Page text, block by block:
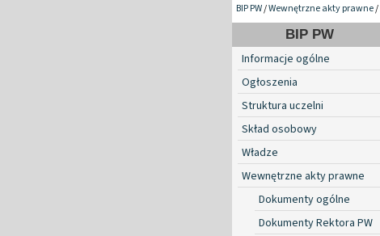
BIP PW/Wewnętrzne akty prawne/
BIP PW
Informacje ogólne
Ogłoszenia
Struktura uczelni
Skład osobowy
Władze
Wewnętrzne akty prawne
Dokumenty ogólne
Dokumenty Rektora PW